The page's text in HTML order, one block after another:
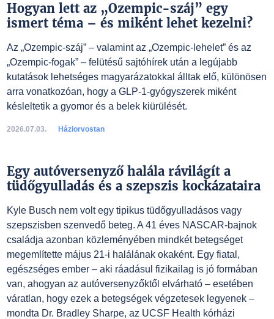
Hogyan lett az „Ozempic-száj” egy
ismert téma – és miként lehet kezelni?
Az „Ozempic-száj” – valamint az „Ozempic-lehelet” és az
„Ozempic-fogak” – felütésű sajtóhírek után a legújabb
kutatások lehetséges magyarázatokkal álltak elő, különösen
arra vonatkozóan, hogy a GLP-1-gyógyszerek miként
késleltetik a gyomor és a belek kiürülését.
2026.07.03. Háziorvostan
Egy autóversenyző halála rávilágít a
tüdőgyulladás és a szepszis kockázataira
Kyle Busch nem volt egy tipikus tüdőgyulladásos vagy
szepszisben szenvedő beteg. A 41 éves NASCAR-bajnok
családja azonban közleményében mindkét betegséget
megemlítette május 21-i halálának okaként. Egy fiatal,
egészséges ember – aki ráadásul fizikailag is jó formában
van, ahogyan az autóversenyzőktől elvárható – esetében
váratlan, hogy ezek a betegségek végzetesek legyenek –
mondta Dr. Bradley Sharpe, az UCSF Health kórházi